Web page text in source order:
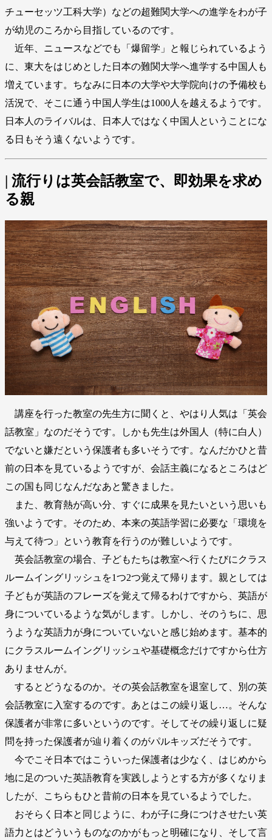
チューセッツ工科大学）などの超難関大学への進学をわが子
が幼児のころから目指しているのです。
近年、ニュースなどでも「爆留学」と報じられているよう
に、東大をはじめとした日本の難関大学へ進学する中国人も
増えています。ちなみに日本の大学や大学院向けの予備校も
活況で、そこに通う中国人学生は1000人を越えるようです。
日本人のライバルは、日本人ではなく中国人ということにな
る日もそう遠くないようです。
| 流行りは英会話教室で、即効果を求め
る親
講座を行った教室の先生方に聞くと、やはり人気は「英会
話教室」なのだそうです。しかも先生は外国人（特に白人）
でないと嫌だという保護者も多いそうです。なんだかひと昔
前の日本を見ているようですが、会話主義になるところはど
この国も同じなんだなあと驚きました。
また、教育熱が高い分、すぐに成果を見たいという思いも
強いようです。そのため、本来の英語学習に必要な「環境を
与えて待つ」という教育を行うのが難しいようです。
英会話教室の場合、子どもたちは教室へ行くたびにクラス
ルームイングリッシュを1つ2つ覚えて帰ります。親としては
子どもが英語のフレーズを覚えて帰るわけですから、英語が
身についているような気がします。しかし、そのうちに、思
うような英語力が身についていないと感じ始めます。基本的
にクラスルームイングリッシュや基礎概念だけですから仕方
ありませんが。
するとどうなるのか。その英会話教室を退室して、別の英
会話教室に入室するのです。あとはこの繰り返し…。そんな
保護者が非常に多いというのです。そしてその繰り返しに疑
問を持った保護者が辿り着くのがパルキッズだそうです。
今でこそ日本ではこういった保護者は少なく、はじめから
地に足のついた英語教育を実践しようとする方が多くなりま
したが、こちらもひと昔前の日本を見ているようでした。
おそらく日本と同じように、わが子に身につけさせたい英
語力とはどういうものなのかがもっと明確になり、そして言